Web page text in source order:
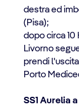
destra ed
(Pisa);
dopo circa 10
Livorno
prendi
Porto
SS1 Aurelia